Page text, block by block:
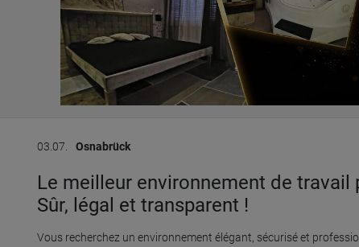
03.07. Osnabrück
Le meilleur environnement de
Sûr, légal et transparent !
Vous recherchez un environnement élégant, sécurisé et